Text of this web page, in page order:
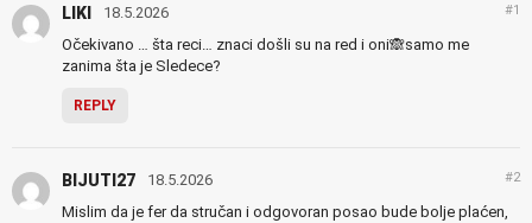
LIKI 18.5.2026 #1
Očekivano … šta reci… znaci došli su na red i oni🙈samo me
zanima šta je Sledece?
REPLY
BIJUTI27 18.5.2026 #2
Mislim da je fer da stručan i odgovoran posao bude bolje plaćen,